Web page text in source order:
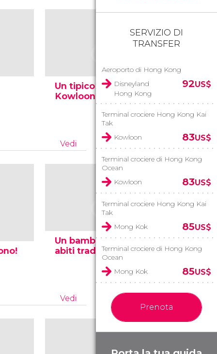
Un tipico edificio di
Kowloon
Gli
Vedi
Un bambino con
abiti tradizionali
Una
dice
Vedi
SERVIZIO DI
TRANSFER
Aeroporto di Hong Kong
Disneyland
Hong Kong
92US$
Terminal crociere Hong Kong Kai
Tak
Kowloon
83US$
Terminal crociere di Hong Kong
Ocean
Kowloon
83US$
Terminal crociere Hong Kong Kai
Tak
Mong Kok
85US$
Terminal crociere di Hong Kong
Ocean
Mong Kok
85US$
Prenota